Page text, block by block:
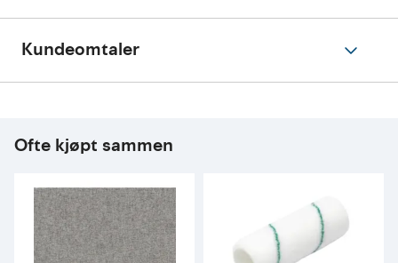
Kundeomtaler
Ofte kjøpt sammen